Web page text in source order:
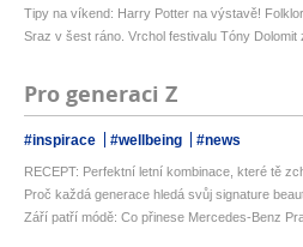
Tipy na víkend: Harry Potter na výstavě!
Sraz v šest ráno. Vrchol festivalu Tóny Dolomit
Pro generaci Z
#inspirace #wellbeing #news
RECEPT: Perfektní letní kombinace, které tě
Proč každá generace hledá svůj signature
Září patří módě: Co přinese Mercedes-Benz